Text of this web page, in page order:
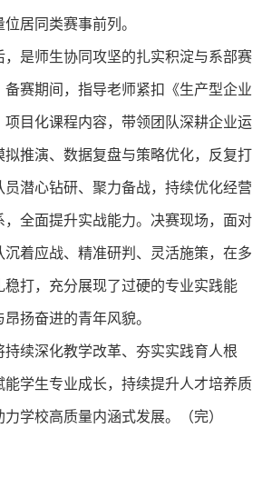
居同类赛事前列。
是师生协同攻坚的扎实积淀与系部赛
赛期间，指导老师紧扣《生产型企业
项目化课程内容，带领团队深耕企业运
拟推演、数据复盘与策略优化，反复打
员潜心钻研、聚力备战，持续优化经营
，全面提升实战能力。决赛现场，面对
着应战、精准研判、灵活施策，在多
稳打，充分展现了过硬的专业实践能
扬奋进的青年风貌。
续深化教学改革、夯实实践育人根
能学生专业成长，持续提升人才培养质
学校高质量内涵式发展。（完）